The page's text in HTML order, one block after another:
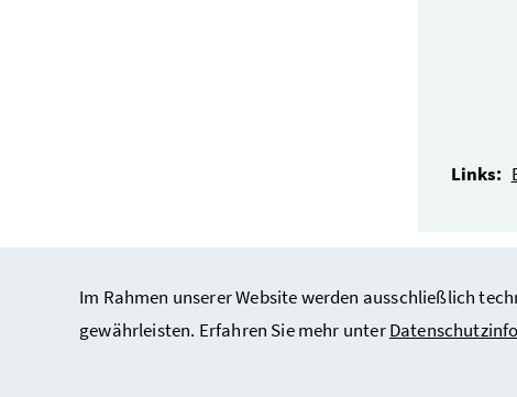
Im Rahmen unserer Website werden ausschließlich
gewährleisten. Erfahren Sie mehr unter
Links: